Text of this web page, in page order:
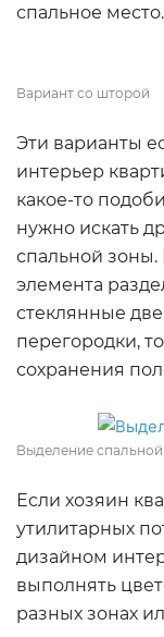
спальное место.
Вариант со шторой
Эти варианты
интерьер
какое-то
нужно искать
спальной зоны.
элемента
стеклянные
перегородки,
сохранения
Выделение
Если хозяин
утилитарных
дизайном
выполнять
разных зонах